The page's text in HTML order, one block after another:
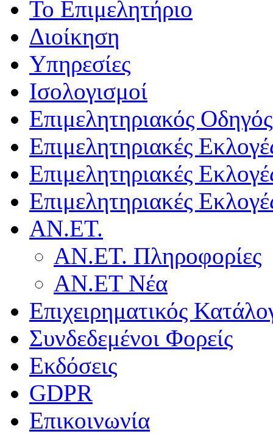
Το Επιμελητήριο
Διοίκηση
Υπηρεσίες
Ισολογισμοί
Επιμελητηριακός Οδηγός
Επιμελητηριακές
Επιμελητηριακές
Επιμελητηριακές
ΑΝ.ΕΤ.
ΑΝ.ΕΤ. Πληροφορίες
ΑΝ.ΕΤ Νέα
Επιχειρηματικός
Συνδεδεμένοι Φορείς
Εκδόσεις
GDPR
Επικοινωνία